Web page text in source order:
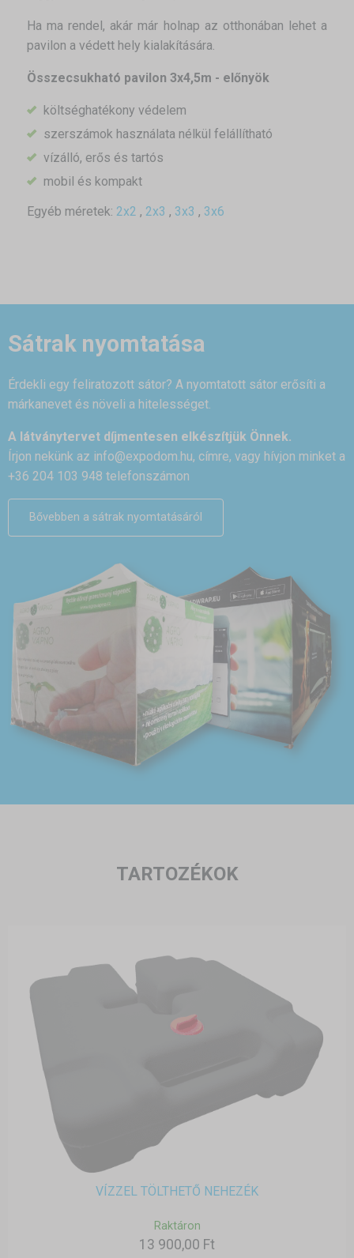
Ha ma rendel, akár már holnap az otthonában lehet a
pavilon a védett hely kialakítására.
Összecsukható pavilon 3x4,5m - előnyök
költséghatékony védelem
szerszámok használata nélkül felállítható
vízálló, erős és tartós
mobil és kompakt
Egyéb méretek: 2x2 , 2x3 , 3x3 , 3x6
Sátrak nyomtatása
Érdekli egy feliratozott sátor? A nyomtatott sátor erősíti a
márkanevet és növeli a hitelességet.
A látványtervet díjmentesen elkészítjük Önnek.
Írjon nekünk az info@expodom.hu, címre, vagy hívjon minket a
+36 204 103 948 telefonszámon
Bővebben a sátrak nyomtatásáról
TARTOZÉKOK
VÍZZEL TÖLTHETŐ NEHEZÉK
Raktáron
13 900,00 Ft